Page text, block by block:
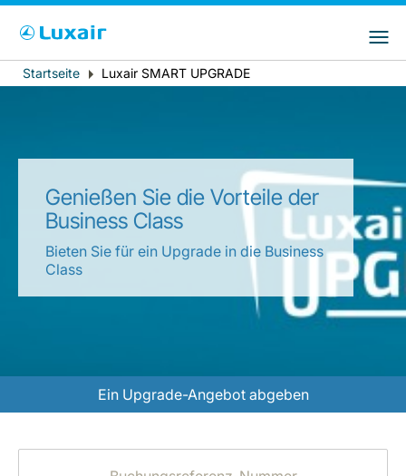
LuxairTours
und Ihre bevorzugte Sprache
Wohnsitz Bevorzugte Sprache
Breadcrumb
Startseite Luxair SMART UPGRADE
Genießen Sie die Vorteile der
Business Class
Bieten Sie für ein Upgrade in die Business
Class
Ein Upgrade-Angebot abgeben